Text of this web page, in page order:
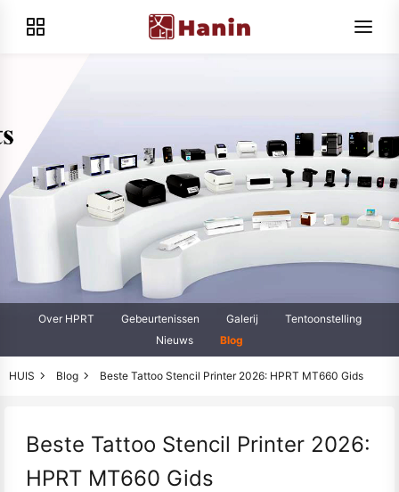
Over HPRT Gebeurtenissen Galerij
Tentoonstelling
Nieuws
Blog
HUIS Blog Beste Tattoo Stencil Printer 2026: HPRT MT660 Gids
Beste Tattoo Stencil Printer 2026:
HPRT MT660 Gids